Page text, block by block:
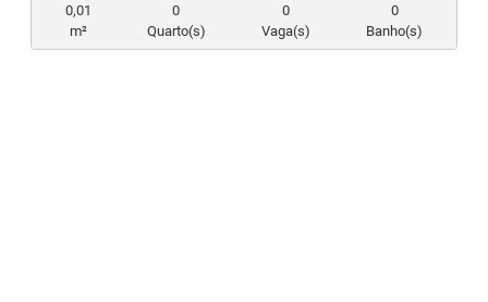
0,01
m²
0
Quarto(s)
0
Vaga(s)
0
Banho(s)